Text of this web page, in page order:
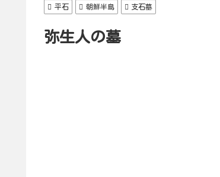
平石 朝鮮半島 支石墓
弥生人の墓